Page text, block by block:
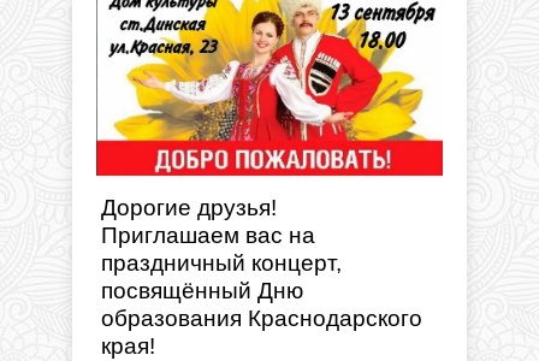
Дорогие друзья!
Приглашаем вас на
праздничный концерт,
посвящённый Дню
образования Краснодарского
края!